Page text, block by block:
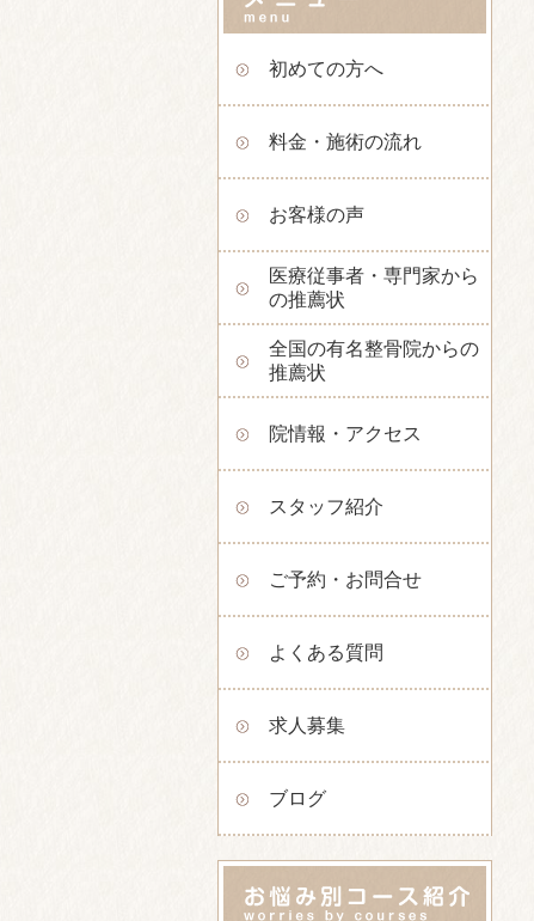
初めての方へ
料金・施術の流れ
お客様の声
医療従事者・専門家から
の推薦状
全国の有名整骨院からの
推薦状
院情報・アクセス
スタッフ紹介
ご予約・お問合せ
よくある質問
求人募集
ブログ